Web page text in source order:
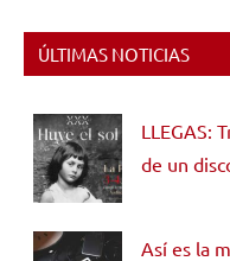
ÚLTIMAS NOTICIAS
LLEGAS:
de un
Así es la